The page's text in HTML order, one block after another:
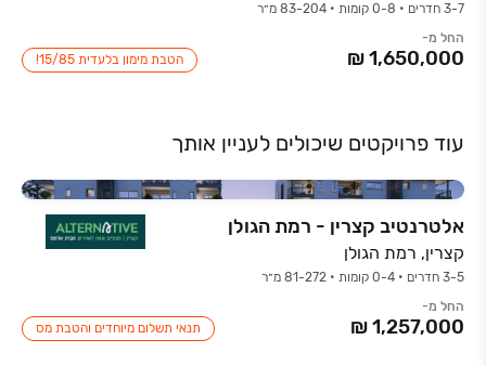
3-7 חדרים • 0-8 קומות • 83-204 מ״ר
החל מ-
הטבת מימון בלעדית 15/85!
עוד פרויקטים שיכולים לעניין אותך
אלטרנטיב קצרין - רמת הגולן
קצרין, רמת הגולן
3-5 חדרים • 0-4 קומות • 81-272 מ״ר
החל מ-
תנאי תשלום מיוחדים והטבת מס